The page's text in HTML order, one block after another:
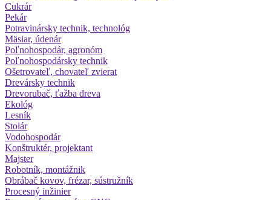
Cukrár
Pekár
Potravinársky technik, technológ
Mäsiar, údenár
Poľnohospodár, agronóm
Poľnohospodársky technik
Ošetrovateľ, chovateľ zvierat
Drevársky technik
Drevorubač, ťažba dreva
Ekológ
Lesník
Stolár
Vodohospodár
Konštruktér, projektant
Majster
Robotník, montážnik
Obrábač kovov, frézar, sústružník
Procesný inžinier